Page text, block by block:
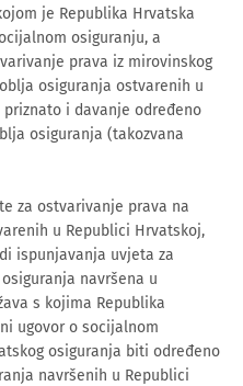
je Republika Hrvatska
osiguranju, a
prava iz mirovinskog
osiguranja ostvarenih u
i davanje određeno
osiguranja (takozvana
za ostvarivanje prava na
u Republici Hrvatskoj,
ispunjavanja uvjeta za
navršena u
s kojima Republika
ugovor o socijalnom
osiguranja biti određeno
navršenih u Republici